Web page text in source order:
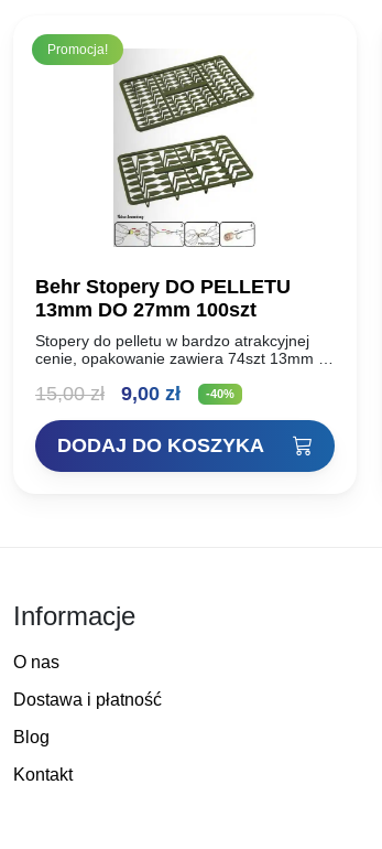
Promocja!
Behr Stopery DO PELLETU
13mm DO 27mm 100szt
Stopery do pelletu w bardzo atrakcyjnej
cenie, opakowanie zawiera 74szt 13mm i
stoperków do pelletu w maskującym
15,00zł
Pierwotna
cena
wynosiła:
9,00 złAktualna
cena
wynosi:
-40%
DODAJ DO KOSZYKA
Informacje
O nas
Dostawa i płatność
Blog
Kontakt